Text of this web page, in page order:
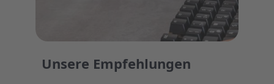
Unsere Empfehlungen